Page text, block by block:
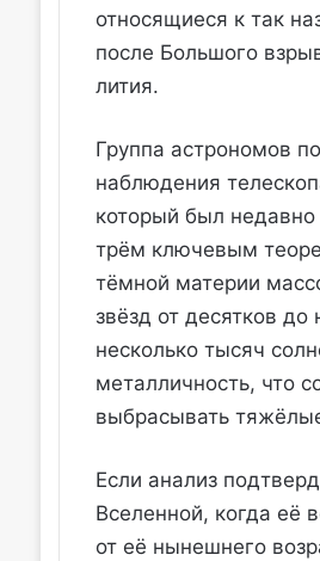
относящиеся к так
после Большого
лития.
Группа астрономов
наблюдения
который был недавно
трём ключевым
тёмной материи
звёзд от десятков
несколько тысяч
металличность, что
выбрасывать
Если анализ
Вселенной, когда её
от её нынешнего